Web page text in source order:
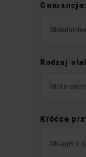
Gwarancja:
Rodzaj
Stal
Króćce
Okrągły o